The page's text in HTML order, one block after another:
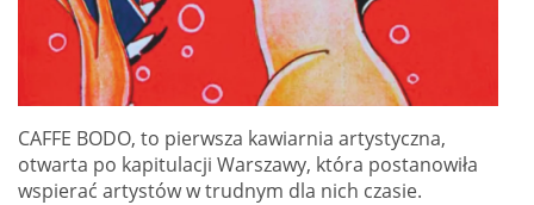
CAFFE BODO, to pierwsza kawiarnia artystyczna,
otwarta po kapitulacji Warszawy, która postanowiła
wspierać artystów w trudnym dla nich czasie.